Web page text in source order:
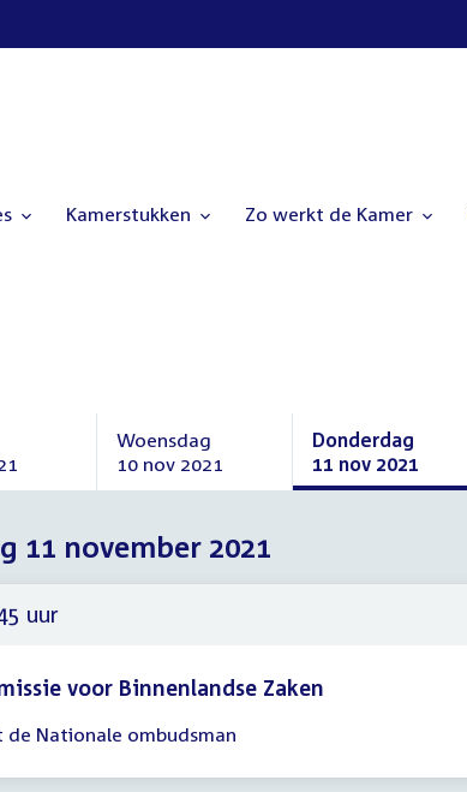
Kamerstukken Zo werkt de Kamer
Woensdag
10 nov 2021
Woensdag
november
2021
Donderdag
11 nov 2021
Donderdag
11 november 2021
uur
voor Binnenlandse Zaken
de Nationale ombudsman